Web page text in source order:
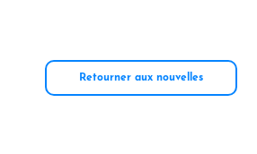
Retourner aux nouvelles